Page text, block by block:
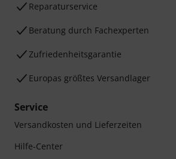
Reparaturservice
Beratung durch Fachexperten
Zufriedenheitsgarantie
Europas größtes Versandlager
Service
Versandkosten und Lieferzeiten
Hilfe-Center